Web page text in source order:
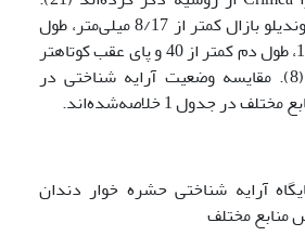
این‌گونه دارای طول کوندیلو بازال کمتر از 8/17 میلی‌متر، طول
آرواره پایین کمتر از 11، طول دم کمتر از 40 و پای عقب کوتاهتر
از 12 میلیمتر است (8). مقایسه وضعیت آرایه شناختی در
در جدول 1 خلاصه‌شده‌اند.
جایگاه آرایه شناختی حشره خوار دندان
منابع مختلف